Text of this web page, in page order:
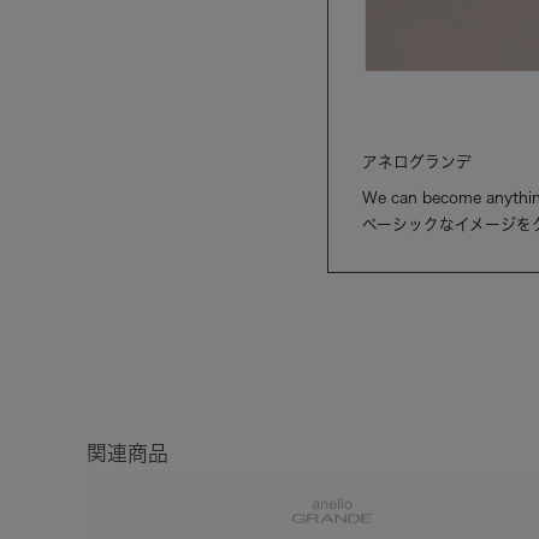
アネログランデ
We can become
ベーシックなイメージを
関連商品